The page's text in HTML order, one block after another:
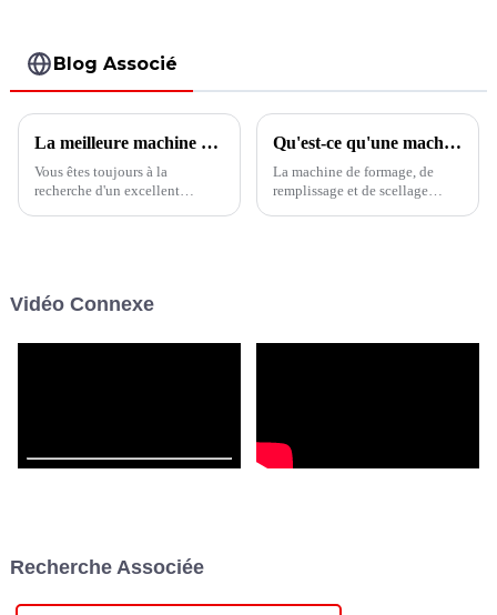
Blog Associé
La meilleure machine d'emballage flexible pour aliments pour animaux de compagnie
Vous êtes toujours à la
recherche d'un excellent
solutions de machines
Qu'est-ce qu'une machine de remplissage et de scellage horizontale ?
La machine de formage, de
remplissage et de scellage
pour emballer des produits
Vidéo Connexe
Recherche Associée